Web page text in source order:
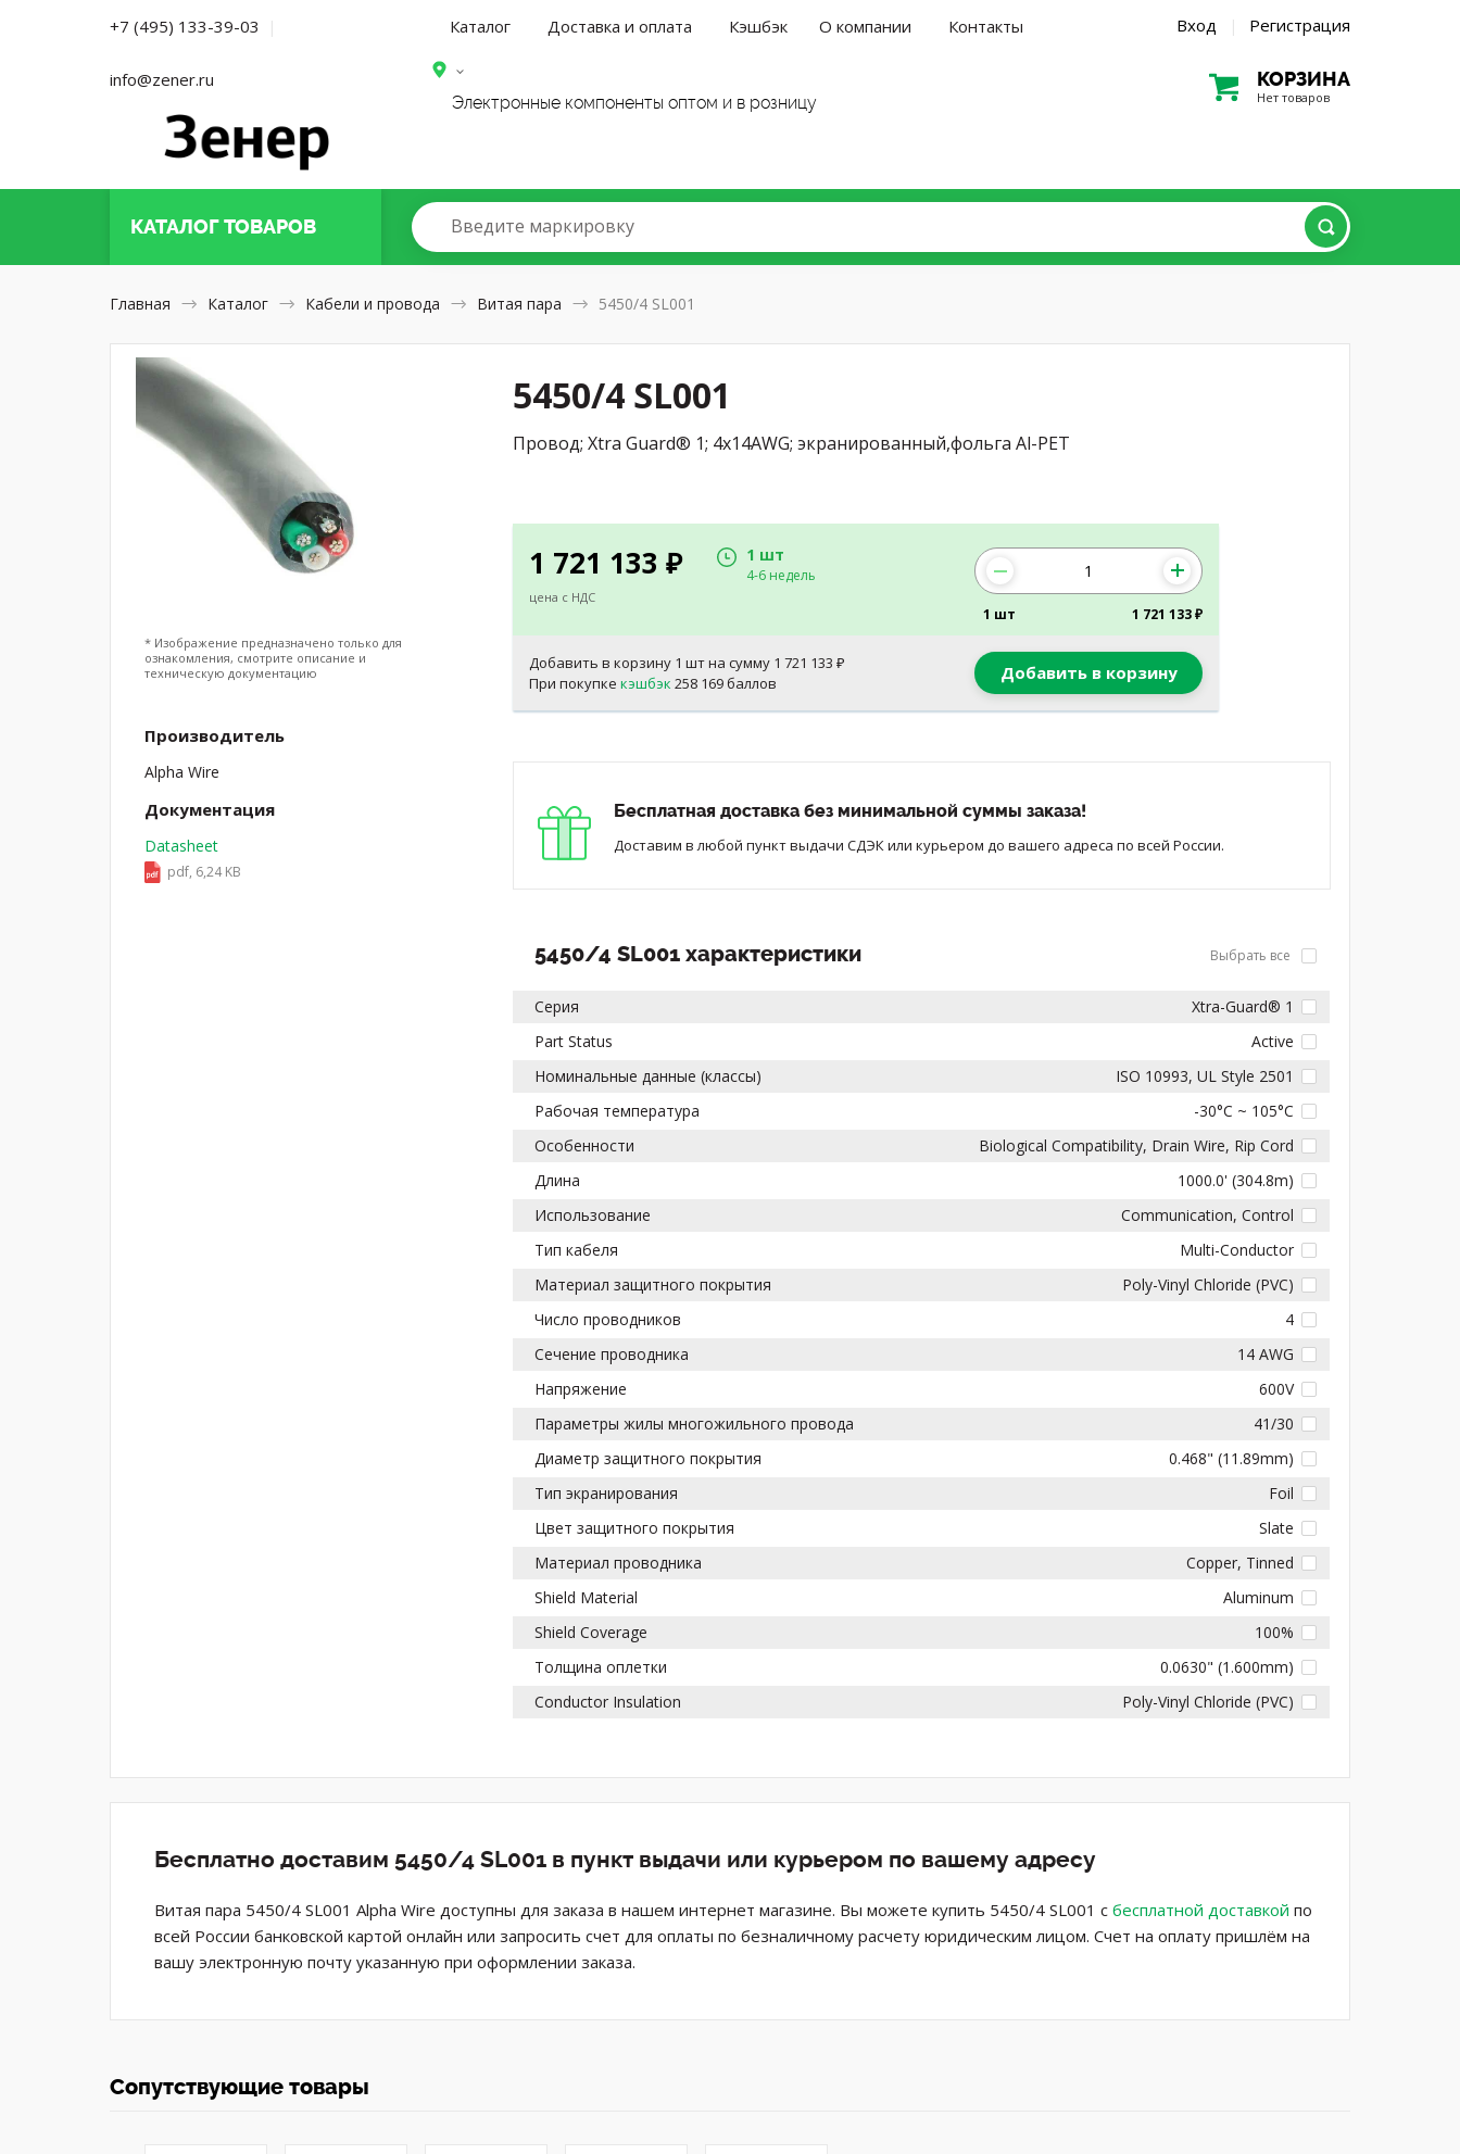
+7 (495) 133-39-03 |
info@zener.ru
Каталог Доставка и оплата Кэшбэк О компании Контакты Вход | Регистрация
Электронные компоненты оптом и в розницу
КОРЗИНА
Нет товаров
КАТАЛОГТОВАРОВ Введите маркировку
Главная Каталог Кабели и провода Витая пара 5450/4 SL001
5450/4 SL001
Провод; Xtra Guard® 1; 4x14AWG; экранированный,фольга Al-PET
1 721 133 ₽
цена с НДС
1 шт
4-6 недель
1 шт 1 721 133 ₽
Добавить в корзину 1 шт на сумму 1 721 133 ₽
При покупкекэшбэк 258 169 баллов Добавить в корзину
Бесплатная доставка без минимальной суммы заказа!
Доставим в любой пункт выдачи СДЭК или курьером до вашего адреса по всей России.
5450/4 SL001 характеристики Выбрать все
Серия
Xtra-Guard® 1
Part Status
Active
Номинальные данные (классы)
ISO 10993, UL Style 2501
Рабочая температура
-30°C ~ 105°C
Особенности
Biological Compatibility, Drain Wire, Rip Cord
Длина
1000.0' (304.8m)
Использование
Communication, Control
Тип кабеля
Multi-Conductor
Материал защитного покрытия
Poly-Vinyl Chloride (PVC)
Число проводников
4
Сечение проводника
14 AWG
Напряжение
600V
Параметры жилы многожильного провода
41/30
Диаметр защитного покрытия
0.468" (11.89mm)
Тип экранирования
Foil
Цвет защитного покрытия
Slate
Материал проводника
Copper, Tinned
Shield Material
Aluminum
Shield Coverage
100%
Толщина оплетки
0.0630" (1.600mm)
Conductor Insulation
Poly-Vinyl Chloride (PVC)
* Изображение предназначено только для
ознакомления, смотрите описание и
техническую документацию
Производитель
Alpha Wire
Документация
Datasheet
pdf, 6,24 KB
Бесплатно доставим 5450/4 SL001 в пункт выдачи или курьером по вашему адресу
Витая пара 5450/4 SL001 Alpha Wire доступны для заказа в нашем интернет магазине. Вы можете купить 5450/4 SL001 с бесплатной доставкой по
всей России банковской картой онлайн или запросить счет для оплаты по безналичному расчету юридическим лицом. Счет на оплату пришлём на
вашу электронную почту указанную при оформлении заказа.
Сопутствующие товары